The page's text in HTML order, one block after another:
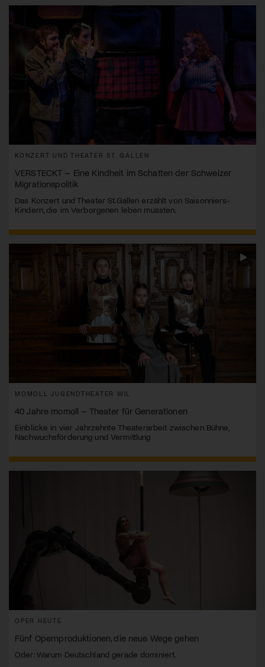
KONZERT UND THEATER ST. GALLEN
VERSTECKT – Eine Kindheit im Schatten der Schweizer
Migrationspolitik
Das Konzert und Theater St.Gallen erzählt von Saisonniers-
Kindern, die im Verborgenen leben mussten.
MOMOLL JUGENDTHEATER WIL
40 Jahre momoll – Theater für Generationen
Einblicke in vier Jahrzehnte Theaterarbeit zwischen Bühne,
Nachwuchsförderung und Vermittlung
OPER HEUTE
Fünf Opernproduktionen, die neue Wege gehen
Oder: Warum Deutschland gerade dominiert.